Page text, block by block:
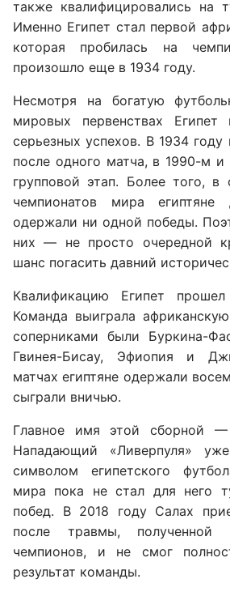
также квалифицировались на
Именно Египет стал первой
которая пробилась на
произошло еще в 1934 году.
Несмотря на богатую
мировых первенствах
серьезных успехов. В 1934
после одного матча, в 1990-м
групповой этап. Более того, в
чемпионатов мира
одержали ни одной победы.
них — не просто очередной
шанс погасить давний
Квалификацию Египет
Команда выиграла
соперниками были Буркина-
Гвинея-Бисау, Эфиопия и
матчах египтяне одержали
сыграли вничью.
Главное имя этой сборной
Нападающий «Ливерпуля»
символом египетского
мира пока не стал для него
побед. В 2018 году Салах
после травмы,
чемпионов, и не смог
результат команды.